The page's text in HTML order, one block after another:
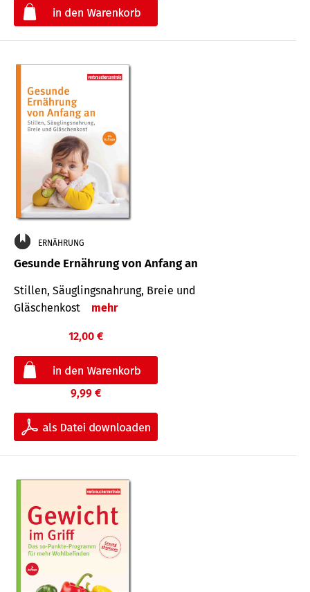
ERNÄHRUNG
Gesunde Ernährung von Anfang an
Stillen, Säuglingsnahrung, Breie und
Gläschenkost
mehr
12,00 €
9,99 €